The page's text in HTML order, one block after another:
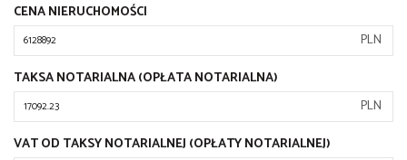
CENA NIERUCHOMOŚCI
PLN
TAKSA NOTARIALNA (OPŁATA NOTARIALNA)
PLN
VAT OD TAKSY NOTARIALNEJ (OPŁATY NOTARIALNEJ)